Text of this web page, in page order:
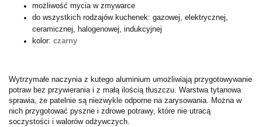
możliwość mycia w zmywarce
do wszystkich rodzajów kuchenek: gazowej, elektrycznej,
ceramicznej, halogenowej, indukcyjnej
kolor: czarny
Wytrzymałe naczynia z kutego aluminium umożliwiają przygotowywanie
potraw bez przywierania i z małą ilością tłuszczu. Warstwa tytanowa
sprawia, że patelnie są niezwykle odporne na zarysowania. Można w
nich przygotować pyszne i zdrowe potrawy, które nie utracą
soczystości i walorów odżywczych.